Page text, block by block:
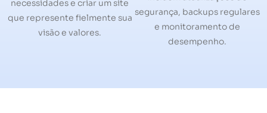
necessidades e criar um site
que represente fielmente sua
visão e valores.
segurança, backups regulares
e monitoramento de
desempenho.